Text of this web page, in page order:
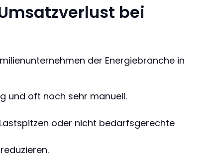
bei
der Energiebranche in
und oft noch sehr manuell.
oder nicht bedarfsgerechte